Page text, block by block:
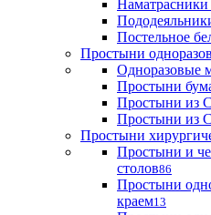
Постельное
Простыни
Одноразовые
Простыни
Простыни из
Простыни из
Простыни
Простыни и
столов86
Простыни
краем13